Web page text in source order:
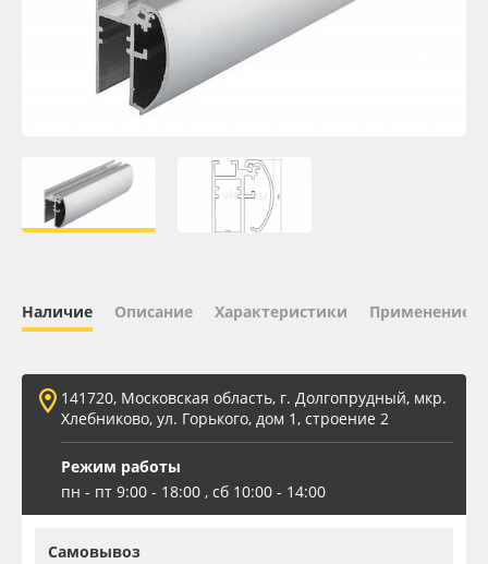
Oracal 641
Orajet 3640
ПЭТ листовой
Вспененный ПВХ
Баннер
Заготовки для сувениров
Наличие Описание Характеристики Применение
141720, Московская область, г. Долгопрудный, мкр.
Хлебниково, ул. Горького, дом 1, строение 2
Режим работы
пн - пт 9:00 - 18:00 , сб 10:00 - 14:00
Самовывоз